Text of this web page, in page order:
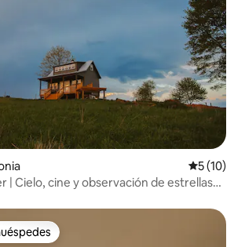
5 (10)
| Cielo, cine y observación de estrellas